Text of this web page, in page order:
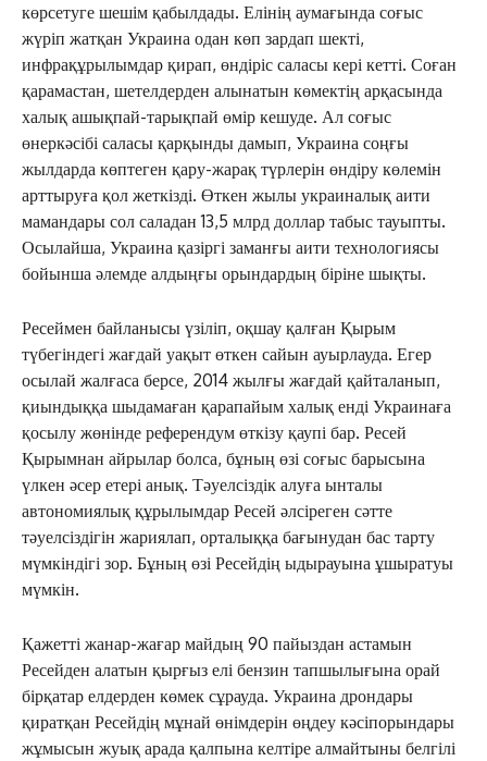
ЖАҢАЛЫҚТАР
ОҚИҒА
КӨЗҚАРАС
СҰХБАТ
АРНАЙЫ ЖОБА
ӘЛЕУМЕТ
ҚҰҚЫҚ
ШЕЖІРЕ
ФОТО ДӘЙЕК
19.8 Kokshetau
Жоба туралы Байланыс Жарнама
көрсетуге шешім қабылдады. Елінің аумағында соғыс
жүріп жатқан Украина одан көп зардап шекті,
инфрақұрылымдар қирап, өндіріс саласы кері кетті. Соған
қарамастан, шетелдерден алынатын көмектің арқасында
халық ашықпай-тарықпай өмір кешуде. Ал соғыс
өнеркәсібі саласы қарқынды дамып, Украина соңғы
жылдарда көптеген қару-жарақ түрлерін өндіру көлемін
арттыруға қол жеткізді. Өткен жылы украиналық аити
мамандары сол саладан 13,5 млрд доллар табыс тауыпты.
Осылайша, Украина қазіргі заманғы аити технологиясы
бойынша әлемде алдыңғы орындардың біріне шықты.
Ресеймен байланысы үзіліп, оқшау қалған Қырым
түбегіндегі жағдай уақыт өткен сайын ауырлауда. Егер
осылай жалғаса берсе, 2014 жылғы жағдай қайталанып,
қиындыққа шыдамаған қарапайым халық енді Украинаға
қосылу жөнінде референдум өткізу қаупі бар. Ресей
Қырымнан айрылар болса, бұның өзі соғыс барысына
үлкен әсер етері анық. Тәуелсіздік алуға ынталы
автономиялық құрылымдар Ресей әлсіреген сәтте
тәуелсіздігін жариялап, орталыққа бағынудан бас тарту
мүмкіндігі зор. Бұның өзі Ресейдің ыдырауына ұшыратуы
мүмкін.
Қажетті жанар-жағар майдың 90 пайыздан астамын
Ресейден алатын қырғыз елі бензин тапшылығына орай
бірқатар елдерден көмек сұрауда. Украина дрондары
қиратқан Ресейдің мұнай өнімдерін өңдеу кәсіпорындары
жұмысын жуық арада қалпына келтіре алмайтыны белгілі